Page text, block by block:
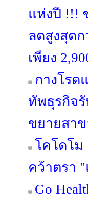
แห่งปี !!!
ลดสูงสุดก
เพียง
กางโรด
ทัพธุรกิจรั
ขยายสา
โคโดโ
คว้าตรา
Go